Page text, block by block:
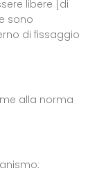
libere [di
sono
di fissaggio
alla norma